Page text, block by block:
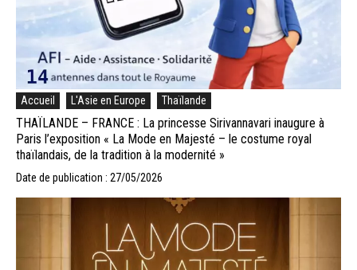
Accueil L'Asie en Europe Thaïlande
THAÏLANDE – FRANCE : La princesse Sirivannavari inaugure à
Paris l’exposition « La Mode en Majesté – le costume royal
thaïlandais, de la tradition à la modernité »
Date de publication : 27/05/2026